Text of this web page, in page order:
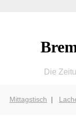
Die
Mittagstisch |